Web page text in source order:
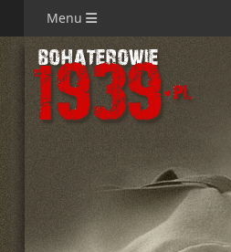
Menu